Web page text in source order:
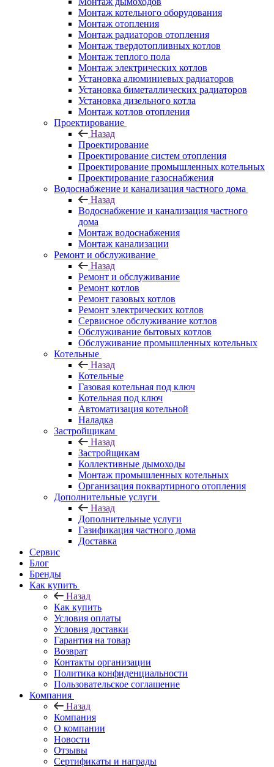
Монтаж котельного оборудования
Монтаж отопления
Монтаж радиаторов отопления
Монтаж твердотопливных котлов
Монтаж теплого пола
Монтаж электрических котлов
Установка алюминиевых радиаторов
Установка биметаллических радиаторов
Установка дизельного котла
Монтаж котлов отопления
Проектирование
Назад
Проектирование
Проектирование систем отопления
Проектирование промышленных котельных
Проектирование газоснабжения
Водоснабжение и канализация частного дома
Назад
Водоснабжение и канализация частного
дома
Монтаж водоснабжения
Монтаж канализации
Ремонт и обслуживание
Назад
Ремонт и обслуживание
Ремонт котлов
Ремонт газовых котлов
Ремонт электрических котлов
Сервисное обслуживание котлов
Обслуживание бытовых котлов
Обслуживание промышленных котельных
Котельные
Назад
Котельные
Газовая котельная под ключ
Котельная под ключ
Автоматизация котельной
Наладка
Застройщикам
Назад
Застройщикам
Коллективные дымоходы
Монтаж промышленных котельных
Организация поквартирного отопления
Дополнительные услуги
Назад
Дополнительные услуги
Газификация частного дома
Доставка
Сервис
Блог
Бренды
Как купить
Назад
Как купить
Условия оплаты
Условия доставки
Гарантия на товар
Возврат
Контакты организации
Политика конфиденциальности
Пользовательское соглашение
Компания
Назад
Компания
О компании
Новости
Отзывы
Сертификаты и награды